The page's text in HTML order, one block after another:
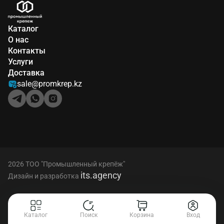
Каталог Поиск Корзина Вход
Каталог
О нас
Контакты
Услуги
Доставка
sale@promkrep.kz
2026 ТОО "Промышленный крепёж"
Дизайн и разработка its.agency